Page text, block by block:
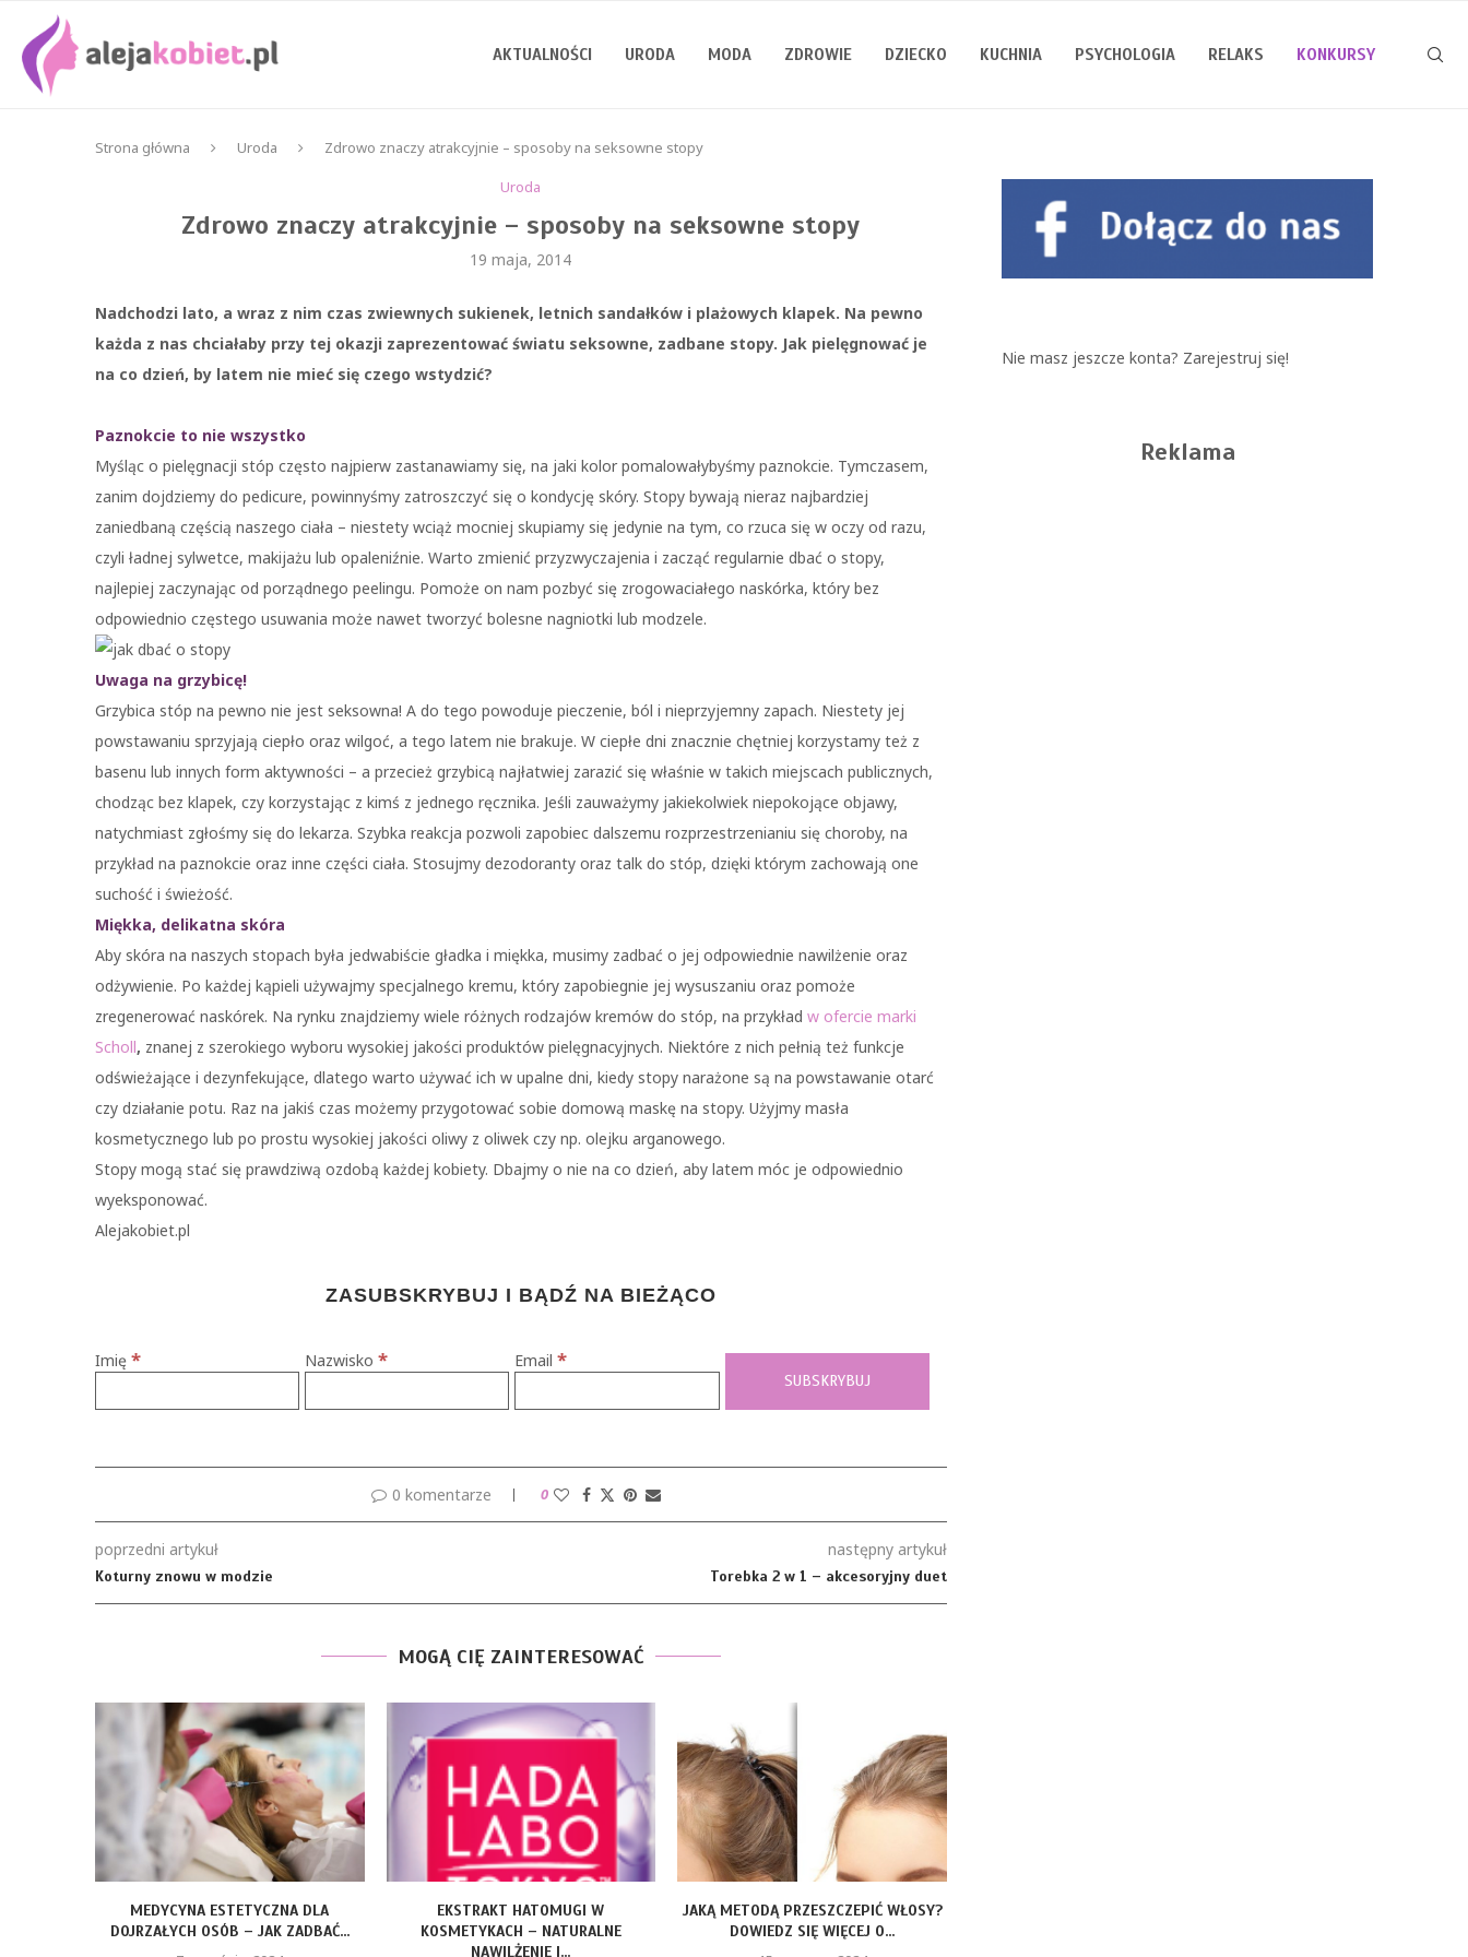
AKTUALNOŚCI URODA MODA ZDROWIE DZIECKO KUCHNIA PSYCHOLOGIA RELAKS KONKURSY
Strona główna Uroda
Zdrowo znaczy atrakcyjnie – sposoby na seksowne stopy
Uroda
Zdrowo znaczy atrakcyjnie – sposoby na seksowne stopy
19 maja, 2014
Nadchodzi lato, a wraz z nim czas zwiewnych sukienek, letnich sandałków i plażowych klapek. Na pewno
każda z nas chciałaby przy tej okazji zaprezentować światu seksowne, zadbane stopy. Jak pielęgnować je
na co dzień, by latem nie mieć się czego wstydzić?
Paznokcie to nie wszystko
Myśląc o pielęgnacji stóp często najpierw zastanawiamy się, na jaki kolor pomalowałybyśmy paznokcie. Tymczasem,
zanim dojdziemy do pedicure, powinnyśmy zatroszczyć się o kondycję skóry. Stopy bywają nieraz najbardziej
zaniedbaną częścią naszego ciała – niestety wciąż mocniej skupiamy się jedynie na tym, co rzuca się w oczy od razu,
czyli ładnej sylwetce, makijażu lub opaleniźnie. Warto zmienić przyzwyczajenia i zacząć regularnie dbać o stopy,
najlepiej zaczynając od porządnego peelingu. Pomoże on nam pozbyć się zrogowaciałego naskórka, który bez
odpowiednio częstego usuwania może nawet tworzyć bolesne nagniotki lub modzele.
Uwaga na grzybicę!
Grzybica stóp na pewno nie jest seksowna! A do tego powoduje pieczenie, ból i nieprzyjemny zapach. Niestety jej
powstawaniu sprzyjają ciepło oraz wilgoć, a tego latem nie brakuje. W ciepłe dni znacznie chętniej korzystamy też z
basenu lub innych form aktywności – a przecież grzybicą najłatwiej zarazić się właśnie w takich miejscach publicznych,
chodząc bez klapek, czy korzystając z kimś z jednego ręcznika. Jeśli zauważymy jakiekolwiek niepokojące objawy,
natychmiast zgłośmy się do lekarza. Szybka reakcja pozwoli zapobiec dalszemu rozprzestrzenianiu się choroby, na
przykład na paznokcie oraz inne części ciała. Stosujmy dezodoranty oraz talk do stóp, dzięki którym zachowają one
suchość i świeżość.
Miękka, delikatna skóra
Aby skóra na naszych stopach była jedwabiście gładka i miękka, musimy zadbać o jej odpowiednie nawilżenie oraz
odżywienie. Po każdej kąpieli używajmy specjalnego kremu, który zapobiegnie jej wysuszaniu oraz pomoże
zregenerować naskórek. Na rynku znajdziemy wiele różnych rodzajów kremów do stóp, na przykład w ofercie marki
Scholl, znanej z szerokiego wyboru wysokiej jakości produktów pielęgnacyjnych. Niektóre z nich pełnią też funkcje
odświeżające i dezynfekujące, dlatego warto używać ich w upalne dni, kiedy stopy narażone są na powstawanie otarć
czy działanie potu. Raz na jakiś czas możemy przygotować sobie domową maskę na stopy. Użyjmy masła
kosmetycznego lub po prostu wysokiej jakości oliwy z oliwek czy np. olejku arganowego.
Stopy mogą stać się prawdziwą ozdobą każdej kobiety. Dbajmy o nie na co dzień, aby latem móc je odpowiednio
wyeksponować.
Alejakobiet.pl
ZASUBSKRYBUJ I BĄDŹ NA BIEŻĄCO
Imię * Nazwisko* Email*
0 komentarze 0
poprzedni artykuł
Koturny znowu w modzie
następny artykuł
Torebka 2 w 1 – akcesoryjny duet
MOGĄ CIĘ ZAINTERESOWAĆ
MEDYCYNA ESTETYCZNA DLA
DOJRZAŁYCH OSÓB – JAK ZADBAĆ...
EKSTRAKT HATOMUGI W
KOSMETYKACH – NATURALNE
NAWILŻENIE I...
JAKĄ METODĄ PRZESZCZEPIĆ WŁOSY?
DOWIEDZ SIĘ WIĘCEJ O...
Nie masz jeszcze konta? Zarejestruj się!
Reklama